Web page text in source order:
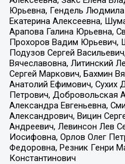
Юрьевна, Гендель
Екатерина Алексеевна,
Арапова Галина Юрьевна,
Прохоров Вадим Юрьевич,
Подузов Сергей
Вячеславовна, Литинский
Сергей Маркович, Бахмин
Анатолий Ефимович, Сухих
Петрович, Добровольская
Александра Евгеньевна,
Александрович, Вицин
Андреевич, Левинсон Лев
Иосифовна, Орлов Олег
Федоровна, Резник Генри
Константинович